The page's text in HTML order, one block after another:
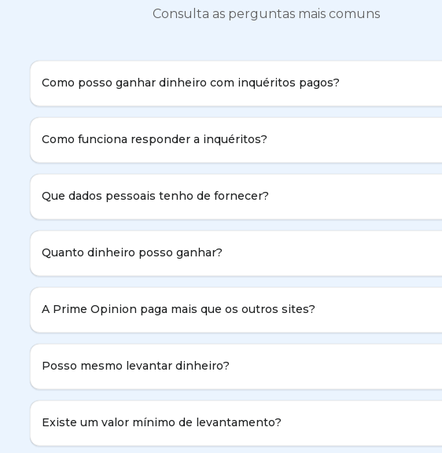
Consulta as perguntas mais comuns
Como posso ganhar dinheiro com inquéritos pagos?
Como funciona responder a inquéritos?
Que dados pessoais tenho de fornecer?
Quanto dinheiro posso ganhar?
A Prime Opinion paga mais que os outros sites?
Posso mesmo levantar dinheiro?
Existe um valor mínimo de levantamento?